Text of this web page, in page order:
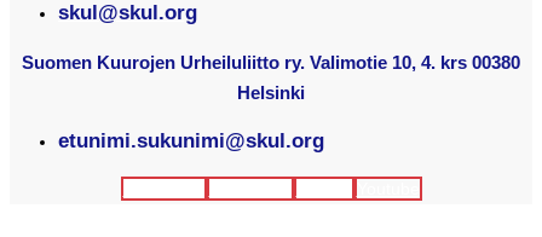
skul@skul.org
Suomen Kuurojen Urheiluliitto ry. Valimotie 10, 4. krs 00380
Helsinki
etunimi.sukunimi@skul.org